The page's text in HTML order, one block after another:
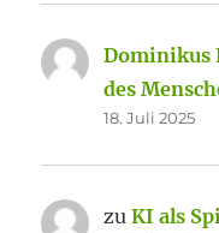
Dominikus
des
18. Juli 2025
zuKI als